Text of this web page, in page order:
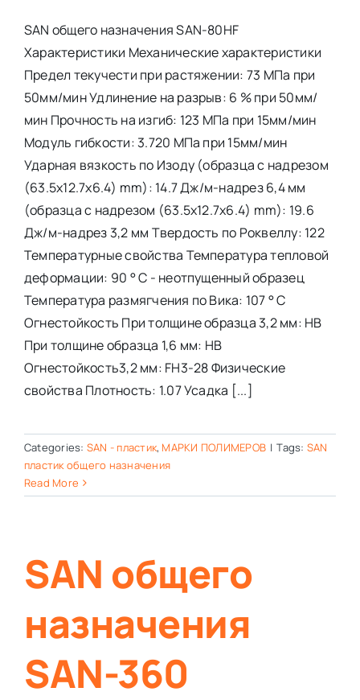
SAN общего назначения SAN-80HF
Характеристики Механические характеристики
Предел текучести при растяжении: 73 МПа при
50мм/мин Удлинение на разрыв: 6 % при 50мм/
мин Прочность на изгиб: 123 МПа при 15мм/мин
Модуль гибкости: 3.720 МПа при 15мм/мин
Ударная вязкость по Изоду (образца с надрезом
(63.5x12.7x6.4) mm): 14.7 Дж/м-надрез 6,4 мм
(образца с надрезом (63.5x12.7x6.4) mm): 19.6
Дж/м-надрез 3,2 мм Твердость по Роквеллу: 122
Температурные свойства Температура тепловой
деформации: 90 ° С - неотпущенный образец
Температура размягчения по Вика: 107 ° С
Огнестойкость При толщине образца 3,2 мм: HB
При толщине образца 1,6 мм: HB
Огнестойкость3,2 мм: FH3-28 Физические
свойства Плотность: 1.07 Усадка [...]
Categories: SAN - пластик, МАРКИ ПОЛИМЕРОВ | Tags: SAN
пластик общего назначения
Read More
SAN общего
назначения
SAN-360